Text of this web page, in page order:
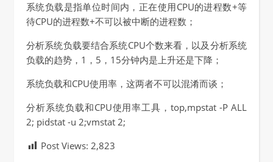
系统负载是指单位时间内，正在使用CPU的进程数+等
待CPU的进程数+不可以被中断的进程数；
分析系统负载要结合系统CPU个数来看，以及分析系统
负载的趋势，1，5，15分钟内是上升还是下降；
系统负载和CPU使用率，这两者不可以混淆而谈；
分析系统负载和CPU使用率工具，top,mpstat -P ALL
2; pidstat -u 2;vmstat 2;
Post Views: 2,823